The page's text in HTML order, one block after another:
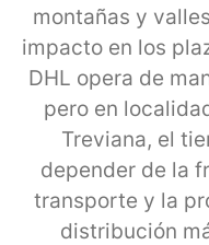
montañas y
impacto en los
DHL opera de
pero en
Treviana, el
depender de la
transporte y la
distribución